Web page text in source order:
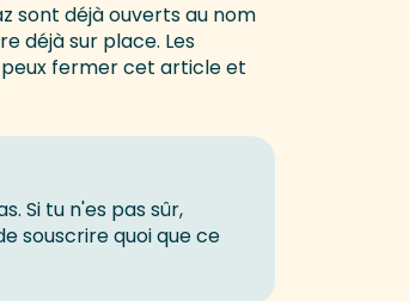
sont déjà ouverts au nom
déjà sur place. Les
fermer cet article et
Si tu n'es pas sûr,
souscrire quoi que ce